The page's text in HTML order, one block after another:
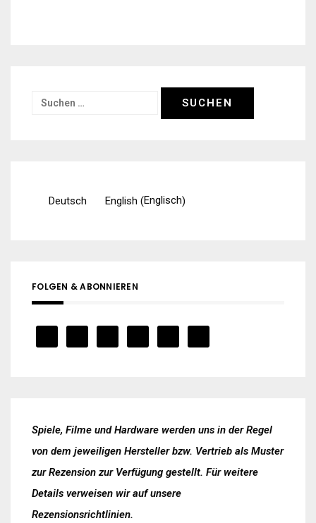
Suchen
Deutsch English (Englisch)
FOLGEN & ABONNIEREN
Spiele, Filme und Hardware werden uns in der Regel
von dem jeweiligen Hersteller bzw. Vertrieb als Muster
zur Rezension zur Verfügung gestellt. Für weitere
Details verweisen wir auf unsere
Rezensionsrichtlinien.